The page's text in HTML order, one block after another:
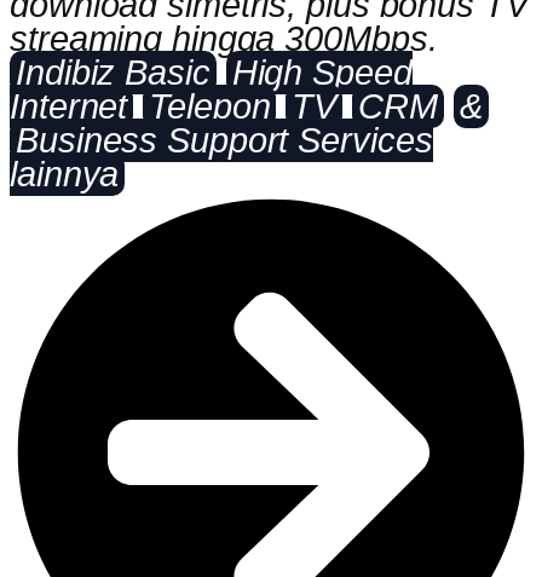
streaming hingga 300Mbps.
Indibiz Basic
High Speed
Internet
Telepon TV CRM &
Business Support Services
lainnya